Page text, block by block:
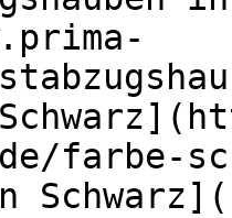
farbe-